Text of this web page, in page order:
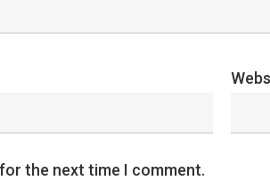
the next time I comment.